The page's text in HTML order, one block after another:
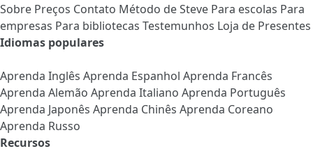
Sobre Preços Contato Método de Steve Para escolas Para
empresas Para bibliotecas Testemunhos Loja de Presentes
Idiomas populares
Aprenda Inglês Aprenda Espanhol Aprenda Francês
Aprenda Alemão Aprenda Italiano Aprenda Português
Aprenda Japonês Aprenda Chinês Aprenda Coreano
Aprenda Russo
Recursos